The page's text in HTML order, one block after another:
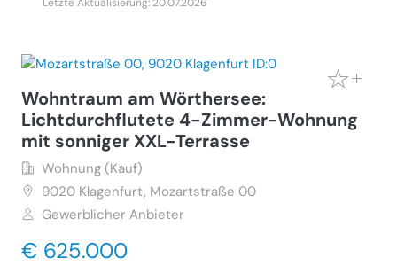
Wohntraum am Wörthersee:
Lichtdurchflutete 4-Zimmer-Wohnung
mit sonniger XXL-Terrasse
Wohnung (Kauf)
9020 Klagenfurt, Mozartstraße 00
Gewerblicher Anbieter
€ 625.000